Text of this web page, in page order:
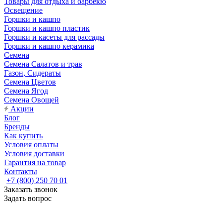
Освещение
Горшки и кашпо
Горшки и кашпо пластик
Горшки и касеты для рассады
Горшки и кашпо керамика
Семена
Семена Салатов и трав
Газон, Сидераты
Семена Цветов
Семена Ягод
Семена Овощей
Акции
Блог
Бренды
Как купить
Условия оплаты
Условия доставки
Гарантия на товар
Контакты
+7 (800) 250 70 01
Заказать звонок
Задать вопрос